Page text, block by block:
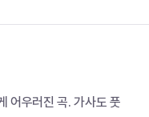
어우러진 곡. 가사도 풋